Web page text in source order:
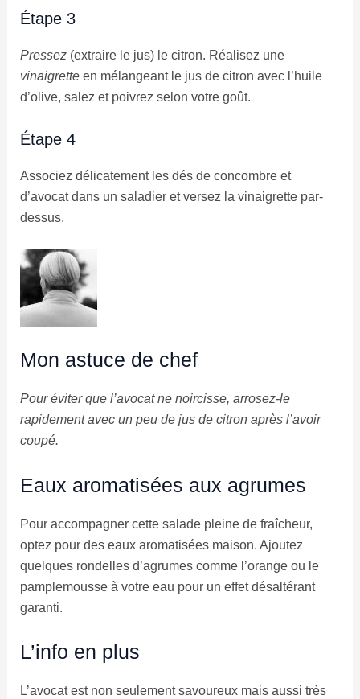
Étape 3
Pressez(extraire le jus) le citron. Réalisez une
vinaigretteen mélangeant le jus de citron avec l’huile
d’olive, salez et poivrez selon votre goût.
Étape 4
Associez délicatement les dés de concombre et
d’avocat dans un saladier et versez la vinaigrette par-
dessus.
Mon astuce de chef
Pour éviter que l’avocat ne noircisse, arrosez-le
rapidement avec un peu de jus de citron après l’avoir
coupé.
Eaux aromatisées aux agrumes
Pour accompagner cette salade pleine de fraîcheur,
optez pour des eaux aromatisées maison. Ajoutez
quelques rondelles d’agrumes comme l’orange ou le
pamplemousse à votre eau pour un effet désaltérant
garanti.
L’info en plus
L’avocat est non seulement savoureux mais aussi très